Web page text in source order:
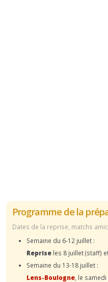
Programme de la
Dates de la reprise, matchs
Semaine du 6-12 juillet :
Reprise les 8 juillet (staff)
Semaine du 13-18 juillet :
Lens-Boulogne , le